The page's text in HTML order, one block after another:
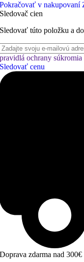
Pokračovať v nakupovaní
Sledovač cien
Sledovať túto položku a
pravidlá ochrany súkromia
Sledovať cenu
Doprava zdarma nad 300€